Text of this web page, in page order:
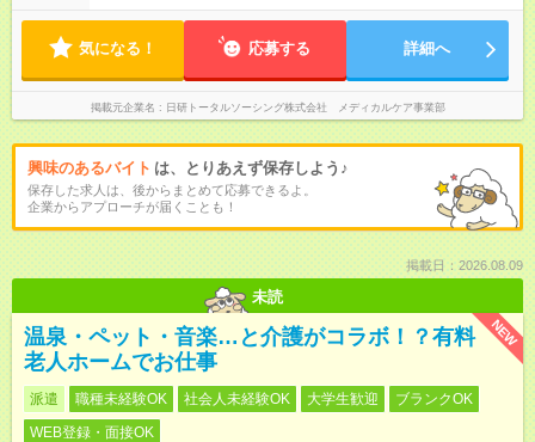
気になる！ 応募する 詳細へ
掲載元企業名 日研トータルソーシング株式会社 メディカルケア事業部
興味のあるバイト は、とりあえず保存しよう♪
保存した求人は、後からまとめて応募できるよ。
企業からアプローチが届くことも！
掲載日：2026.08.09
未読
NEW
温泉・ペット・音楽…と介護がコラボ！？有料
老人ホームでお仕事
派遣 職種未経験OK 社会人未経験OK 大学生歓迎
ブランクOK
WEB登録・面接OK